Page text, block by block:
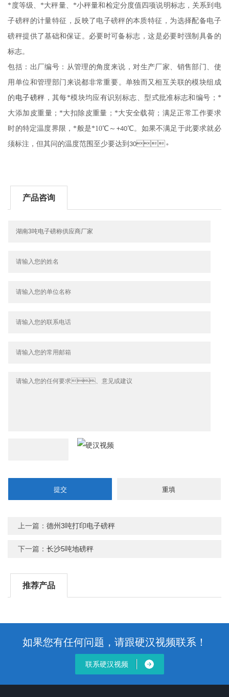
*度等级、*大秤量、*小秤量和检定分度值四项说明标志，关系到电
子磅秤的计量特征，反映了电子磅秤的本质特征，为选择配备电子
磅秤提供了基础和保证。必要时可备标志，这是必要时强制具备的
标志。
包括：出厂编号：从管理的角度来说，对生产厂家、销售部门、使
用单位和管理部门来说都非常重要。单独而又相互关联的模块组成
的 电子磅秤 ，其每*模块均应有识别标志、型式批准标志和编号；*
大添加皮重量；*大扣除皮重量；*大安全载荷；满足正常工作要求
时的特定温度界限，*般是*10℃～ +40℃。如果不满足于此要求就必
须标注，但其问的温度范围至少要达到 30。
产品咨询
上一篇：德州3吨打印电子磅秤
下一篇：长沙5吨地磅秤
推荐产品
如果您有任何问题，请跟硬汉视频联系！
联系硬汉视频